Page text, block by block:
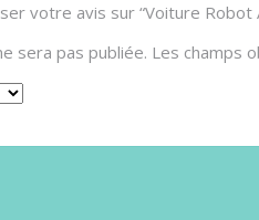
votre avis sur “Voiture Robot
sera pas publiée. Les champs